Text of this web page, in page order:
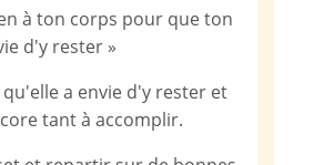
à ton corps pour que ton
d'y rester »
qu'elle a envie d'y rester et
tant à accomplir.